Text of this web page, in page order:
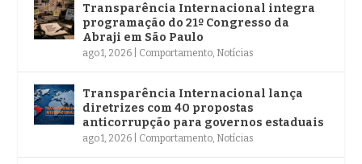
Transparência Internacional integra
programação do 21º Congresso da
Abraji em São Paulo
ago 1, 2026 Comportamento, Notícias
Transparência Internacional lança
diretrizes com 40 propostas
anticorrupção para governos estaduais
ago 1, 2026 Comportamento, Notícias